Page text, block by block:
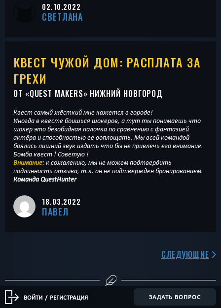
02.10.2022
СВЕТЛАНА
КВЕСТ ЧУЖОЙ ДОМ: РАСПЛАТА ЗА
ГРЕХИ
ОТ «QUEST MAKERS» НИЖНИЙ НОВГОРОД
Квест самый жёсткий мне кажется в городе!
Иногда в квесте боишься шокеров, а тут ты понимаешь что
шокер это безобидная палочка по сравнению с фантазией
актёра и способностью ее воплощать. Мы всей командой
боялись лишний звук издать что бы не привлечь его внимание.
Бомба квест ! Советую !
Внимание: к сожалению, мы не можем подтвердить
подлинность отзыва, т.к. он не подтвержден бронированием.
Команда QuestHunter
18.03.2022
ПАВЕЛ
СЛЕДУЮЩИЕ
ВОЙТИ / РЕГИСТРАЦИЯ ЗАДАТЬ ВОПРОС